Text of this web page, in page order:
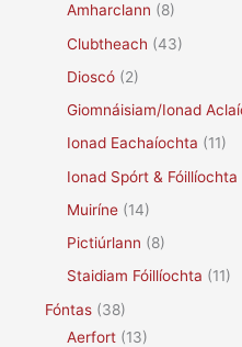
Amharclann (8)
Clubtheach (43)
Dioscó (2)
Giomnáisiam/Ionad
Ionad Eachaíochta (11)
Ionad Spórt & Fóillíochta
Muiríne (14)
Pictiúrlann (8)
Staidiam Fóillíochta (11)
Fóntas (38)
Aerfort (13)